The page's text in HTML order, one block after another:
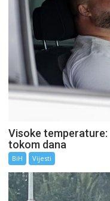
Visoke
tokom dana
BiH Vijesti